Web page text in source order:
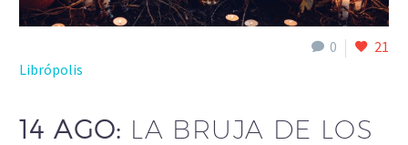
0
21
Librópolis
14 AGO: LA BRUJA DE LOS